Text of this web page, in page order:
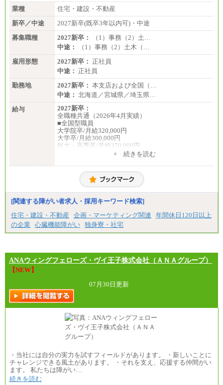
業種
住宅・建設・不動産
新卒／中途
2027新卒(既卒3年以内可)・中途
募集職種
2027新卒：
（1）事務（2）土…
中途：
（1）事務（2）土木（…
雇用形態
2027新卒： 正社員
中途： 正社員
勤務地
2027新卒： 本支店および全国（…
中途： 北海道／宮城県／埼玉県…
給与
2027新卒：
全職種共通（2026年4月実績）
■全国型職員
大学院卒/月給320,000円
大学卒/月給300,000円
短大・高専卒/月給270,000円
大学院卒/月給256,000円～288,000円
大学卒/月給240,000円～270,000円
短大・高専卒/月給216,000円～243,000円
■特定職員※
大学院卒/月給234,000円～263,000円
大学卒/月給219,000円～246,000円
短大・高専卒/月給197,000円～222,000円
※拠点型職員、特定職員の給与は、生活の拠点が定
す。
中途：
226,600円～390,100円（勤務地域等により異なりま
す）
・ご経験やスキルを考慮し、選考の中で決定いたし
ます。
・試用期間中も同額支給します。
+ 続きを読む
[関連する障がい者求人・採用キーワード検索]
住宅・建設・不動産
企画・マーケティング関連
年間休日120日以上
の企業
心臓機能障がい 独身寮・社宅
ANAウィングフェローズ・ヴイ王子株式会社（ＡＮＡグループ）
【NEW】
07月30日更新
・当社には自分の実力を試すフィールドがあります。 ・新しいことに
チャレンジできる風土があります。 ・それを支え、応援する仲間がい
ます。 私たちは障がい…
続きを読む